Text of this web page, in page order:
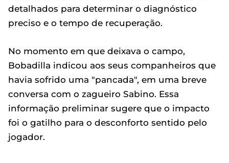
detalhados para determinar o diagnóstico
preciso e o tempo de recuperação.
No momento em que deixava o campo,
Bobadilla indicou aos seus companheiros que
havia sofrido uma "pancada", em uma breve
conversa com o zagueiro Sabino. Essa
informação preliminar sugere que o impacto
foi o gatilho para o desconforto sentido pelo
jogador.